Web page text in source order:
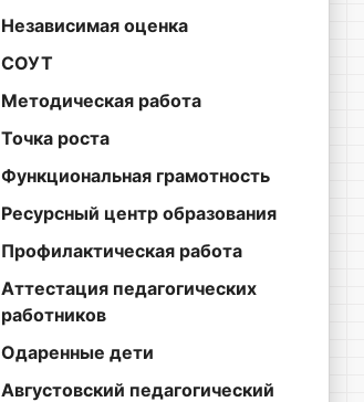
Независимая оценка
СОУТ
Методическая работа
Точка роста
Функциональная грамотность
Ресурсный центр образования
Профилактическая работа
Аттестация педагогических
работников
Одаренные дети
Августовский педагогический